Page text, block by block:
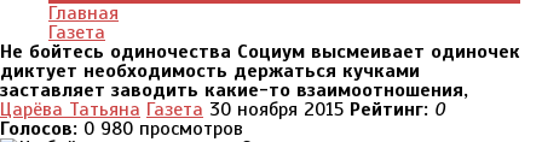
Главная
Газета
Не бойтесь одиночества Социум высмеивает одиночек
диктует необходимость держаться кучками
заставляет заводить какие-то взаимоотношения,
Царёва Татьяна Газета 30 ноября 2015 Рейтинг: 0
Голосов: 0 980 просмотров